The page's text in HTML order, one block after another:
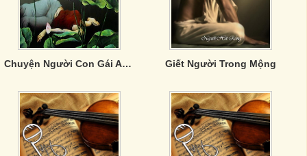
Chuyện Người Con Gái Ao Sen Giết Người Trong Mộng